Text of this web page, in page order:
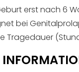
erst nach 6
bei
Tragedauer